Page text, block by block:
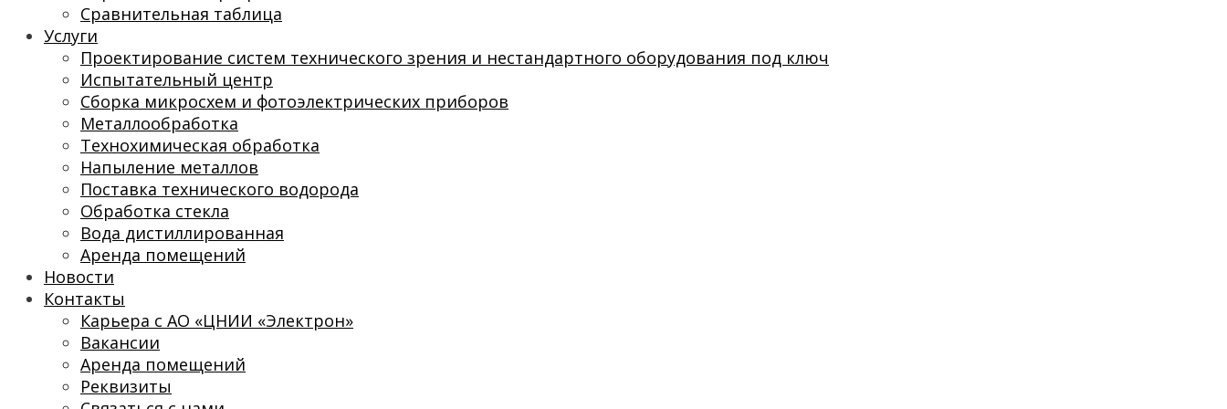
Сравнительная таблица
Услуги
Проектирование систем технического зрения и нестандартного оборудования под ключ
Испытательный центр
Сборка микросхем и фотоэлектрических приборов
Металлообработка
Технохимическая обработка
Напыление металлов
Поставка технического водорода
Обработка стекла
Вода дистиллированная
Аренда помещений
Новости
Контакты
Карьера с АО «ЦНИИ «Электрон»
Вакансии
Аренда помещений
Реквизиты